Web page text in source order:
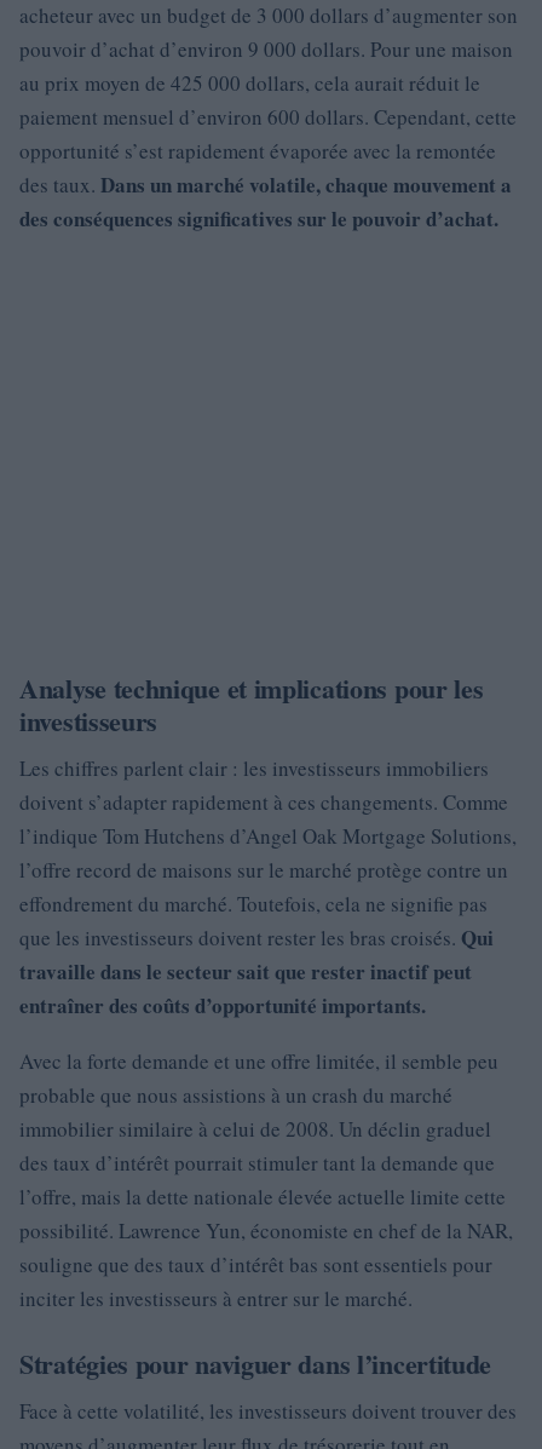
acheteur avec un budget de 3 000 dollars d’augmenter son
pouvoir d’achat d’environ 9 000 dollars. Pour une maison
au prix moyen de 425 000 dollars, cela aurait réduit le
paiement mensuel d’environ 600 dollars. Cependant, cette
opportunité s’est rapidement évaporée avec la remontée
des taux. Dans un marché volatile, chaque mouvement a
des conséquences significatives sur le pouvoir d’achat.
Analyse technique et implications pour les
investisseurs
Les chiffres parlent clair : les investisseurs immobiliers
doivent s’adapter rapidement à ces changements. Comme
l’indique Tom Hutchens d’Angel Oak Mortgage Solutions,
l’offre record de maisons sur le marché protège contre un
effondrement du marché. Toutefois, cela ne signifie pas
que les investisseurs doivent rester les bras croisés. Qui
travaille dans le secteur sait que rester inactif peut
entraîner des coûts d’opportunité importants.
Avec la forte demande et une offre limitée, il semble peu
probable que nous assistions à un crash du marché
immobilier similaire à celui de 2008. Un déclin graduel
des taux d’intérêt pourrait stimuler tant la demande que
l’offre, mais la dette nationale élevée actuelle limite cette
possibilité. Lawrence Yun, économiste en chef de la NAR,
souligne que des taux d’intérêt bas sont essentiels pour
inciter les investisseurs à entrer sur le marché.
Stratégies pour naviguer dans l’incertitude
Face à cette volatilité, les investisseurs doivent trouver des